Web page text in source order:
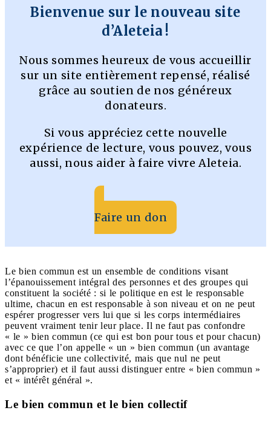
Bienvenue sur le nouveau site
d’Aleteia !
Nous sommes heureux de vous accueillir
sur un site entièrement repensé, réalisé
grâce au soutien de nos généreux
donateurs.
Si vous appréciez cette nouvelle
expérience de lecture, vous pouvez, vous
aussi, nous aider à faire vivre Aleteia.
Faire un don
Le bien commun est un ensemble de conditions visant
l’épanouissement intégral des personnes et des groupes qui
constituent la société : si le politique en est le responsable
ultime, chacun en est responsable à son niveau et on ne peut
espérer progresser vers lui que si les corps intermédiaires
peuvent vraiment tenir leur place. Il ne faut pas confondre
« le » bien commun (ce qui est bon pour tous et pour chacun)
avec ce que l’on appelle « un » bien commun (un avantage
dont bénéficie une collectivité, mais que nul ne peut
s’approprier) et il faut aussi distinguer entre « bien commun »
et « intérêt général ».
Le bien commun et le bien collectif